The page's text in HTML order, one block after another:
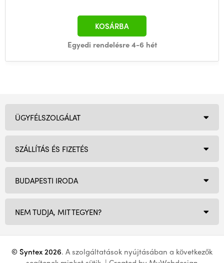
Egyedi rendelésre 4-6 hét
KOSÁRBA
BUDAPESTI IRODA
NEM TUDJA, MIT TEGYEN?
ÜGYFÉLSZOLGÁLAT
SZÁLLÍTÁS ÉS FIZETÉS
© Syntex 2026. A szolgáltatások nyújtásában a következők